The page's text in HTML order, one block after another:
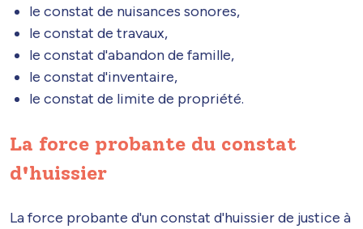
le constat de nuisances sonores,
le constat de travaux,
le constat d'abandon de famille,
le constat d'inventaire,
le constat de limite de propriété.
La force probante du constat
d'huissier
La force probante d'un constat d'huissier de justice à